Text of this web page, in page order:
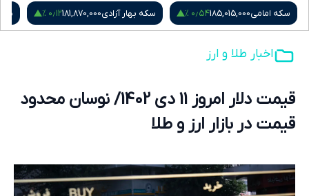
سکه امامی185,015,000۰٫۵۴ % سکه بهار آزادی181,870,000۰٫۱۲ %
اخبار طلا و ارز
قیمت دلار امروز 11 دی 1402/ نوسان محدود
قیمت در بازار ارز و طلا